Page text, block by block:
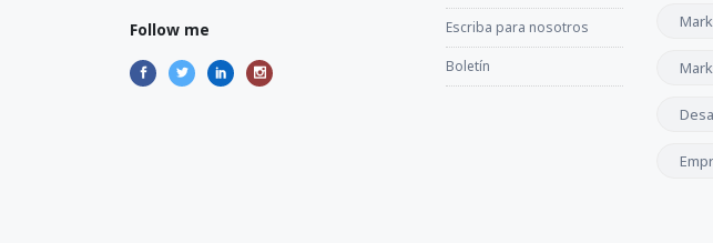
Follow me
Escriba para nosotros
Boletín